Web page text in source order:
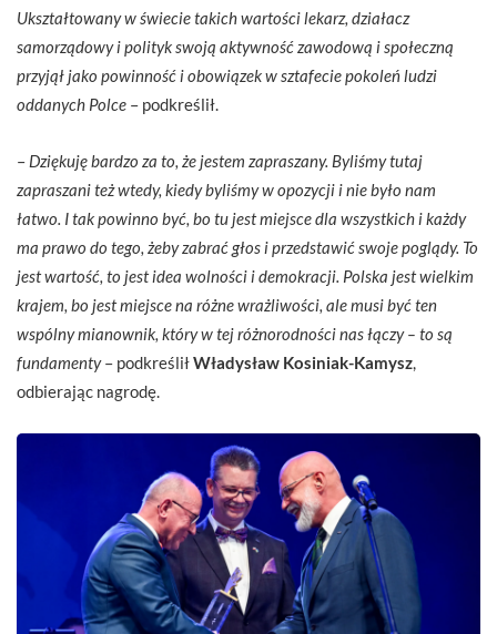
Ukształtowany w świecie takich wartości lekarz, działacz
samorządowy i polityk swoją aktywność zawodową i społeczną
przyjął jako powinność i obowiązek w sztafecie pokoleń ludzi
oddanych Polce – podkreślił.
– Dziękuję bardzo za to, że jestem zapraszany. Byliśmy tutaj
zapraszani też wtedy, kiedy byliśmy w opozycji i nie było nam
łatwo. I tak powinno być, bo tu jest miejsce dla wszystkich i każdy
ma prawo do tego, żeby zabrać głos i przedstawić swoje poglądy. To
jest wartość, to jest idea wolności i demokracji. Polska jest wielkim
krajem, bo jest miejsce na różne wrażliwości, ale musi być ten
wspólny mianownik, który w tej różnorodności nas łączy – to są
fundamenty– podkreśliłWładysław Kosiniak-Kamysz
odbierając nagrodę.